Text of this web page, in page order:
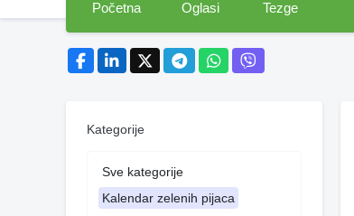
Početna Oglasi Tezge
Kategorije
Sve kategorije
Kalendar zelenih pijaca